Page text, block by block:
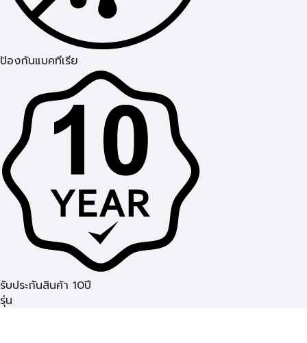
ป้องกันแบคทีเรีย
รับประกันสินค้า 10ปี
รุ่น